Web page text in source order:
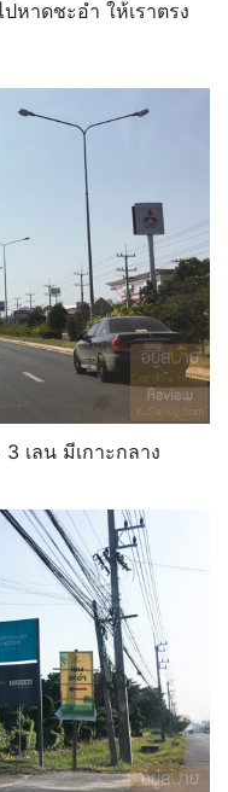
หาดชะอำ ให้เราตรง
เลน มีเกาะกลาง